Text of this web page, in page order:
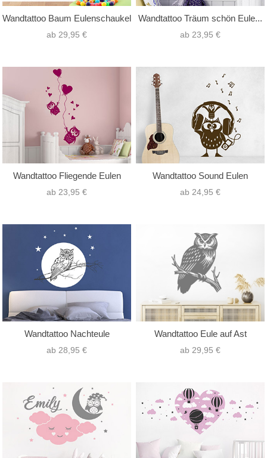
Wandtattoo Baum Eulenschaukel
ab 29,95 €
Wandtattoo Träum schön Eule...
ab 23,95 €
Wandtattoo Fliegende Eulen
ab 23,95 €
Wandtattoo Sound Eulen
ab 24,95 €
Wandtattoo Nachteule
ab 28,95 €
Wandtattoo Eule auf Ast
ab 29,95 €